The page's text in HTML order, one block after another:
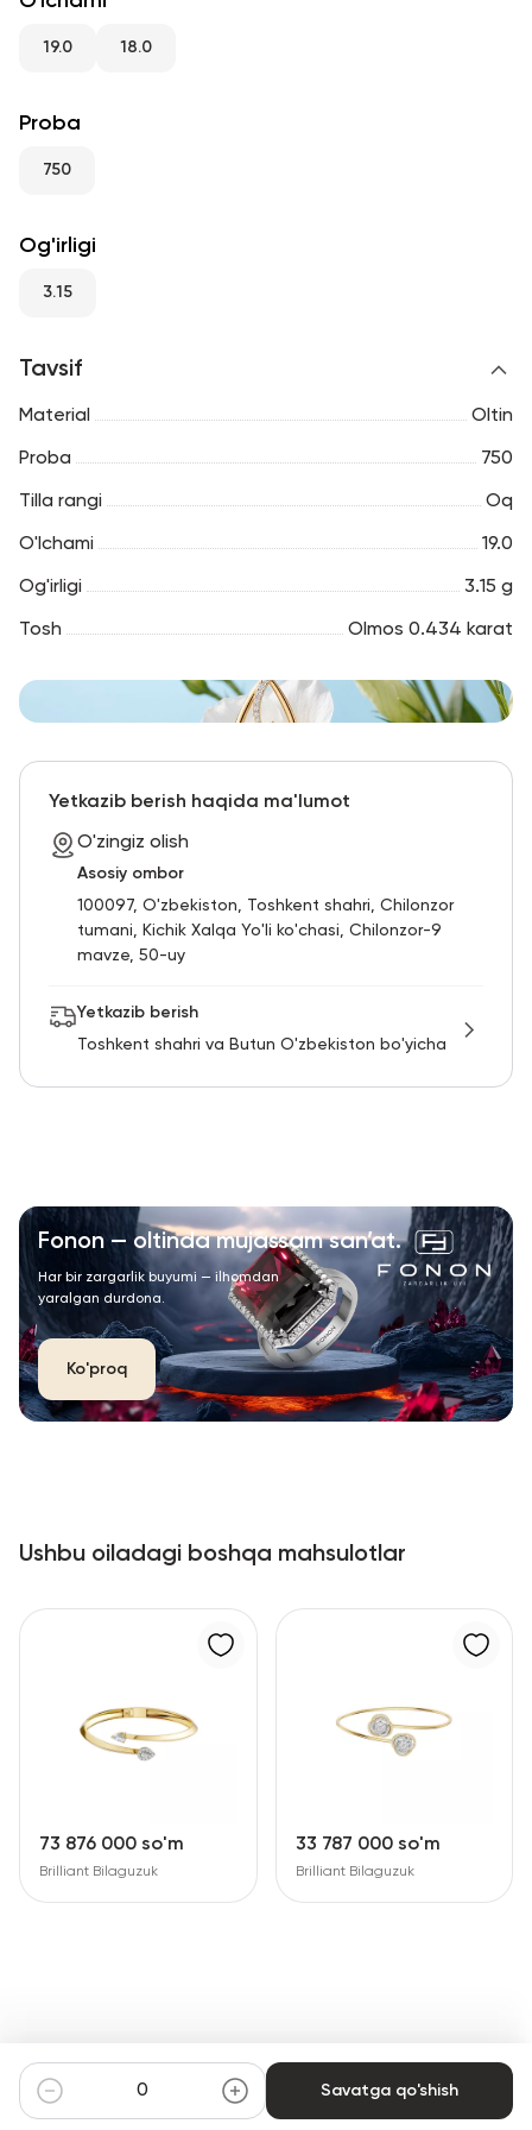
19.0 18.0
Proba
750
Og'irligi
3.15
Tavsif
Material Oltin
Proba 750
Tilla rangi Oq
O'lchami 19.0
Og'irligi 3.15 g
Tosh Olmos 0.434 karat
Yetkazib berish haqida ma'lumot
O'zingiz olish
Asosiy ombor
100097, O'zbekiston, Toshkent shahri, Chilonzor
tumani, Kichik Xalqa Yo'li ko'chasi, Chilonzor-9
mavze, 50-uy
Yetkazib berish
Toshkent shahri va Butun O'zbekiston bo'yicha
Savatga qo'shish
Fonon — oltinda mujassam san’at.
Har bir zargarlik buyumi — ilhomdan
yaralgan durdona.
Ko'proq
Ushbu oiladagi boshqa mahsulotlar
73 876 000 so'm
Brilliant Bilaguzuk
33 787 000 so'm
Brilliant Bilaguzuk